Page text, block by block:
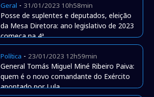
Geral - 31/01/2023 10h58min
Posse de suplentes e deputados, eleição
da Mesa Diretora: ano legislativo de 2023
começa na 4ª
Política - 23/01/2023 12h59min
General Tomás Miguel Miné Ribeiro Paiva:
quem é o novo comandante do Exército
apontado por Lula